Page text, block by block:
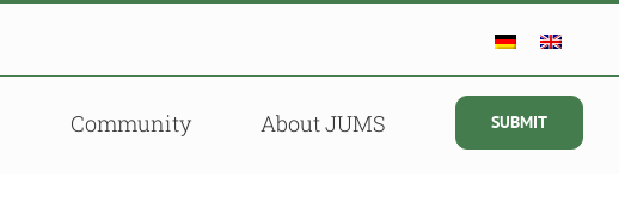
Community About JUMS SUBMIT